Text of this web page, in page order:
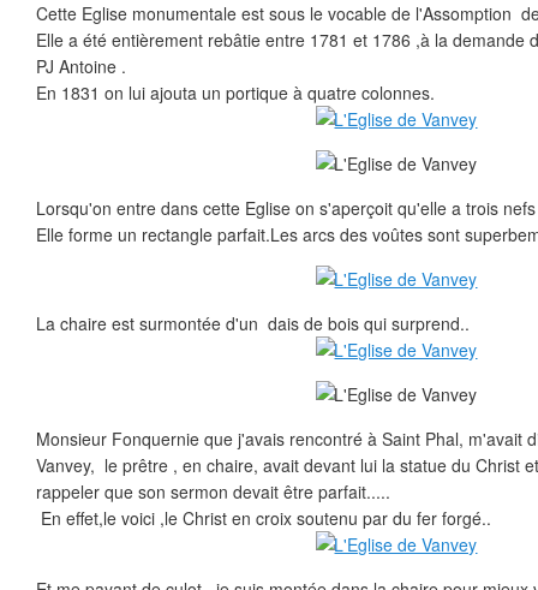
Cette Eglise monumentale est sous le vocable de l'Assomption
Elle a été entièrement rebâtie entre 1781 et 1786 ,à la demande
PJ Antoine .
En 1831 on lui ajouta un portique à quatre colonnes.
Lorsqu'on entre dans cette Eglise on s'aperçoit qu'elle a trois
Elle forme un rectangle parfait.Les arcs des voûtes sont
La chaire est surmontée d'un dais de bois qui surprend..
Monsieur Fonquernie que j'avais rencontré à Saint Phal, m'avait
Vanvey, le prêtre , en chaire, avait devant lui la statue du Christ
rappeler que son sermon devait être parfait.....
En effet,le voici ,le Christ en croix soutenu par du fer forgé..